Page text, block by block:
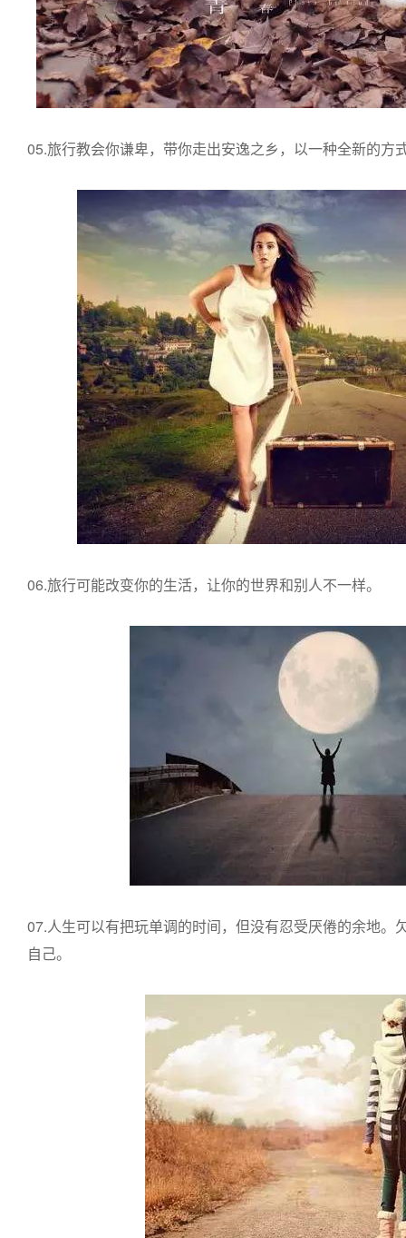
05.旅行教会你谦卑，带你走出安逸之乡，以一种全新的方
06.旅行可能改变你的生活，让你的世界和别人不一样。
07.人生可以有把玩单调的时间，但没有忍受厌倦的余地。
自己。